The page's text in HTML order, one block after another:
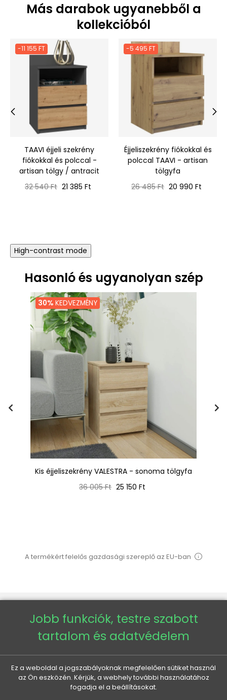
Más darabok ugyanebből a
kollekcióból
-11 155 FT
TAAVI éjjeli szekrény
fiókokkal és polccal -
artisan tölgy / antracit
Normál
32 540 Ft Ár
21 385 Ft
-5 495 FT
Éjjeliszekrény fiókokkal és
polccal TAAVI - artisan
tölgyfa
Normál
26 485 Ft Ár
20 990 Ft
High-contrast mode
Hasonló és ugyanolyan szép
30% KEDVEZMÉNY
Kis éjjeliszekrény VALESTRA - sonoma tölgyfa
Normál
36 005 Ft Ár
25 150 Ft
A termékért felelős gazdasági szereplő az EU-ban
MINDEN A VÁSÁRLÁSRÓL
Jobb funkciók, testre szabott
tartalom és adatvédelem
Ez a weboldal a jogszabályoknak megfelelően sütiket használ
az Ön eszközén. Kérjük, a webhely további használatához
fogadja el a beállításokat.